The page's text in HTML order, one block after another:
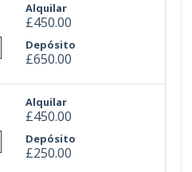
Alquilar
£450.00
Depósito
£650.00
Alquilar
£450.00
Depósito
£250.00